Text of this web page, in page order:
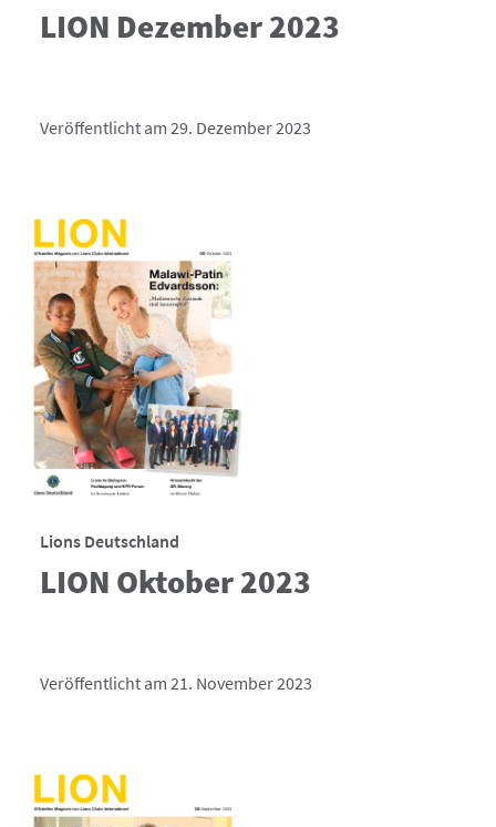
LION Dezember 2023
Veröffentlicht am 29. Dezember 2023
Lions Deutschland
LION Oktober 2023
Veröffentlicht am 21. November 2023